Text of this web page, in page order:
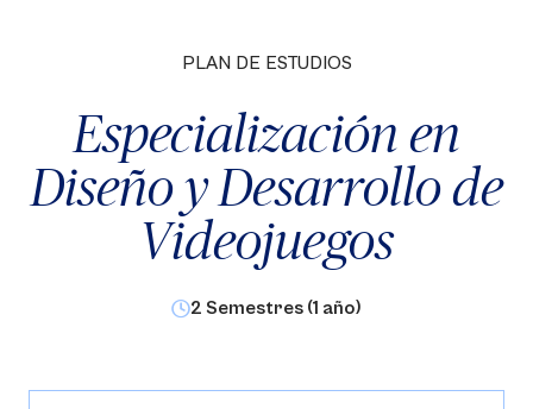
PLAN DE ESTUDIOS
Especialización en
Diseño y Desarrollo de
Videojuegos
2 Semestres (1 año)